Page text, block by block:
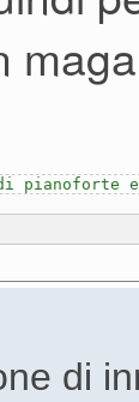
pianoforte
di